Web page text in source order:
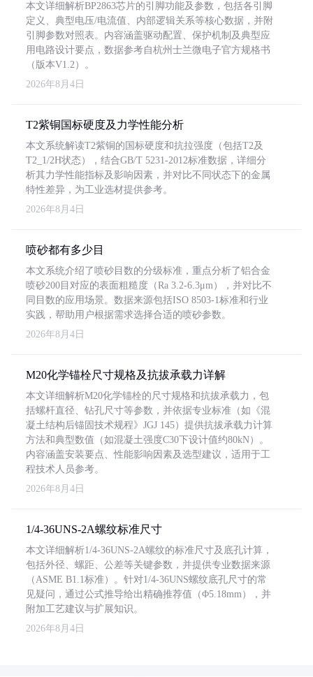
本文详细解析BP2863芯片的引脚功能及参数，包括各引脚
定义、典型电压/电流值、内部逻辑关系等核心数据，并附
引脚参数对照表。内容涵盖驱动配置、保护机制及典型应
用电路设计要点，数据参考自杭州士兰微电子官方规格书
（版本V1.2）。
2026年8月4日
T2紫铜国标硬度及力学性能分析
本文系统解读T2紫铜的国标硬度和抗拉强度（包括T2及
T2_1/2H状态），结合GB/T 5231-2012标准数据，详细分
析其力学性能指标及影响因素，并对比不同状态下的金属
特性差异，为工业选材提供参考。
2026年8月4日
喷砂都有多少目
本文系统介绍了喷砂目数的分级标准，重点分析了铝合金
喷砂200目对应的表面粗糙度（Ra 3.2-6.3μm），并对比不
同目数的应用场景。数据来源包括ISO 8503-1标准和行业
实践，帮助用户根据需求选择合适的喷砂参数。
2026年8月4日
M20化学锚栓尺寸规格及抗拔承载力详解
本文详细解析M20化学锚栓的尺寸规格和抗拔承载力，包
括螺杆直径、钻孔尺寸等参数，并依据专业标准（如《混
凝土结构后锚固技术规程》JGJ 145）提供抗拔承载力计算
方法和典型数值（如混凝土强度C30下设计值约80kN）。
内容涵盖安装要点、性能影响因素及选型建议，适用于工
程技术人员参考。
2026年8月4日
1/4-36UNS-2A螺纹标准尺寸
本文详细解析1/4-36UNS-2A螺纹的标准尺寸及底孔计算，
包括外径、螺距、公差等关键参数，并提供专业数据来源
（ASME B1.1标准）。针对1/4-36UNS螺纹底孔尺寸的常
见疑问，通过公式推导给出精确推荐值（Φ5.18mm），并
附加工艺建议与扩展知识。
2026年8月4日